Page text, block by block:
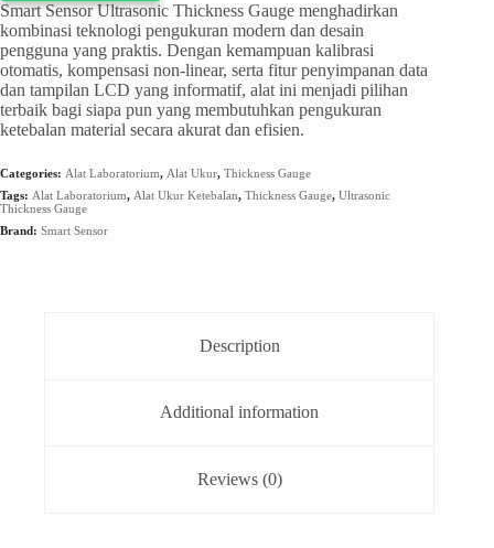
Smart Sensor Ultrasonic Thickness Gauge menghadirkan
kombinasi teknologi pengukuran modern dan desain
pengguna yang praktis. Dengan kemampuan kalibrasi
otomatis, kompensasi non-linear, serta fitur penyimpanan data
dan tampilan LCD yang informatif, alat ini menjadi pilihan
terbaik bagi siapa pun yang membutuhkan pengukuran
ketebalan material secara akurat dan efisien.
Categories: Alat Laboratorium, Alat Ukur, Thickness Gauge
Tags: Alat Laboratorium, Alat Ukur Ketebalan, Thickness Gauge, Ultrasonic
Thickness Gauge
Brand: Smart Sensor
Description
Additional information
Reviews (0)